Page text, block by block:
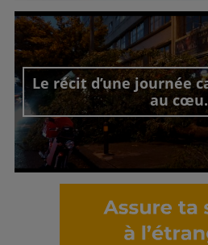
Découvrir cet
Le récit d’une journée
au
Découvrir cet